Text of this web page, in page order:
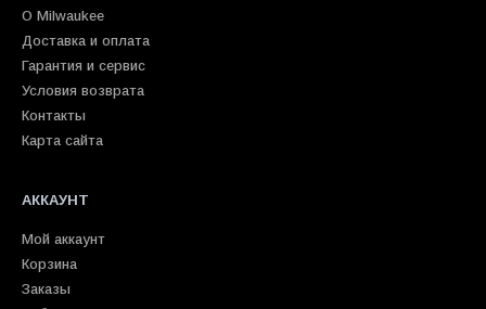
О Milwaukee
Доставка и оплата
Гарантия и сервис
Условия возврата
Контакты
Карта сайта
АККАУНТ
Мой аккаунт
Корзина
Заказы